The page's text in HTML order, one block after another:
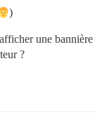
)
une bannière
?